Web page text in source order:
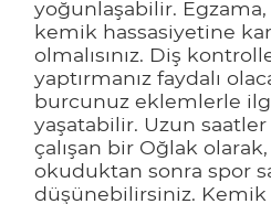
yoğunlaşabilir.
kemik hassasiyetine
olmalısınız. Diş
yaptırmanız faydalı
burcunuz eklemlerle
yaşatabilir. Uzun saatler
çalışan bir Oğlak olarak,
okuduktan sonra spor
düşünebilirsiniz. Kemik